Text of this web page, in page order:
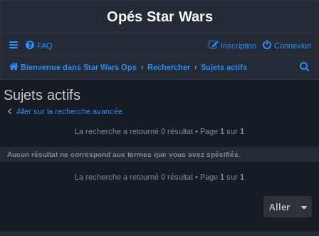
Opés Star Wars
FAQ Connexion
Inscription
Bienvenue dans Star Wars Ops Rechercher Sujets actifs
Sujets actifs
Aller sur la recherche avancée
La recherche a retourné 0 résultat • Page 1 sur 1
Aucun résultat ne correspond aux termes que vous avez spécifiés.
La recherche a retourné 0 résultat • Page 1 sur 1
Aller